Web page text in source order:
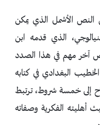
النص الأشمل الذي يمكن
الذي قدمه ابن
آخر مهم في هذا الصدد
البغدادي في كتابه
إلى خمسة شروط، ترتبط
الفكرية وصفاته